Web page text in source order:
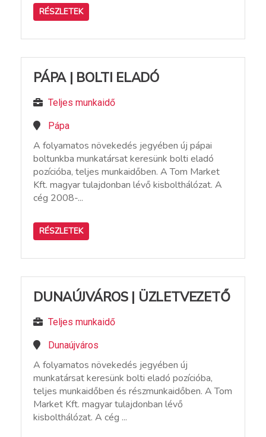
RÉSZLETEK
PÁPA | BOLTI ELADÓ
Teljes munkaidő
Pápa
A folyamatos növekedés jegyében új pápai
boltunkba munkatársat keresünk bolti eladó
pozícióba, teljes munkaidőben. A Tom Market
Kft. magyar tulajdonban lévő kisbolthálózat. A
cég 2008-...
RÉSZLETEK
DUNAÚJVÁROS | ÜZLETVEZETŐ
Teljes munkaidő
Dunaújváros
A folyamatos növekedés jegyében új
munkatársat keresünk bolti eladó pozícióba,
teljes munkaidőben és részmunkaidőben. A Tom
Market Kft. magyar tulajdonban lévő
kisbolthálózat. A cég ...